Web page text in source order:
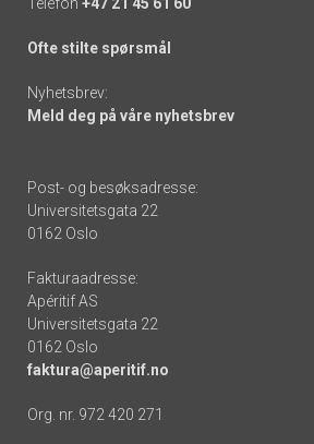
Ofte stilte spørsmål
Nyhetsbrev:
Meld deg på våre nyhetsbrev
Post- og besøksadresse:
Universitetsgata 22
0162 Oslo
Fakturaadresse:
Apéritif AS
Universitetsgata 22
0162 Oslo
faktura@aperitif.no
Org. nr. 972 420 271